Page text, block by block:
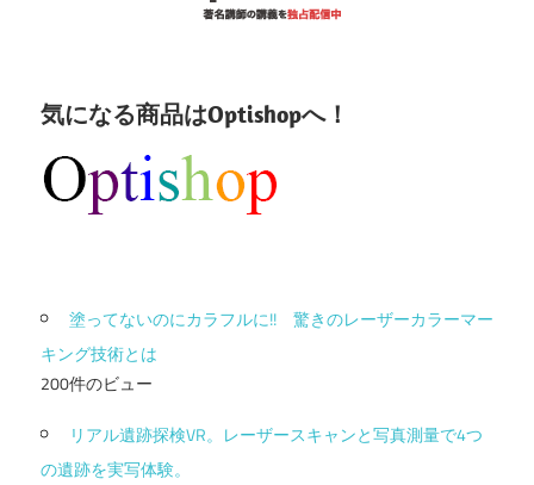
気になる商品はOptishopへ！
塗ってないのにカラフルに!! 驚きのレーザーカラーマー
キング技術とは
200件のビュー
リアル遺跡探検VR。レーザースキャンと写真測量で4つ
の遺跡を実写体験。